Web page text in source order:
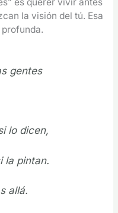
la visión del tú. Esa
gentes
lo dicen,
la pintan.
allá.